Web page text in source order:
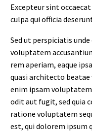
Excepteur sint
culpa qui officia
Sed ut perspiciatis
voluptatem
rem aperiam, eaque
quasi architecto
enim ipsam
odit aut fugit, sed quia
ratione voluptatem
est, qui dolorem ipsum